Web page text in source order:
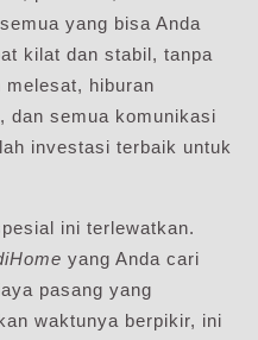
yang bisa Anda
kilat dan stabil, tanpa
melesat, hiburan
dan semua komunikasi
investasi terbaik untuk
ini terlewatkan.
yang Anda cari
pasang yang
waktunya berpikir, ini